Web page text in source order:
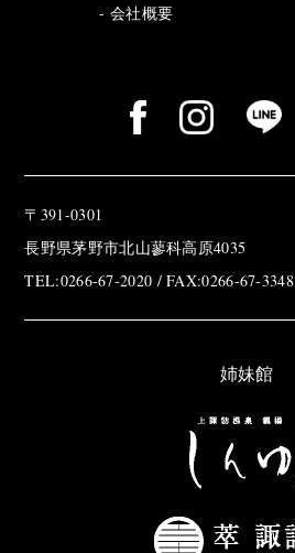
会社概要
〒391-0301
長野県茅野市北山蓼科高原4035
TEL:0266-67-2020 / FAX:0266-67-3348
姉妹館